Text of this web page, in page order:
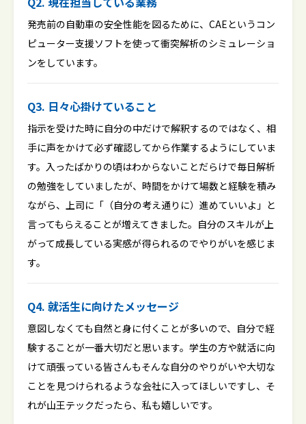
発売前の自動車の安全性能を図るために、CAEというコン
ピューター支援ソフトを使って衝突解析のシミュレーショ
ンをしています。
Q3. 日々心掛けていること
指示を受けた時に自分の中だけで解釈するのではなく、相
手に声をかけて必ず確認してから作業するようにしていま
す。入ったばかりの頃はわからないことだらけで毎日解析
の勉強をしていましたが、時間をかけて場数と経験を積み
ながら、上司に「（自分の考え通りに）進めていいよ」と
言ってもらえることが増えてきました。自分のスキルが上
がって成長している実感が得られるのでやりがいを感じま
す。
Q4. 就活生に向けたメッセージ
意図しなくても自然と身に付くことが多いので、自分で経
験することが一番大切だと思います。学生の方や就活に向
けて頑張っている皆さんもそんな自分のやりがいや大切な
ことを見つけられるような会社に入ってほしいですし、そ
れが山王テックだったら、私も嬉しいです。